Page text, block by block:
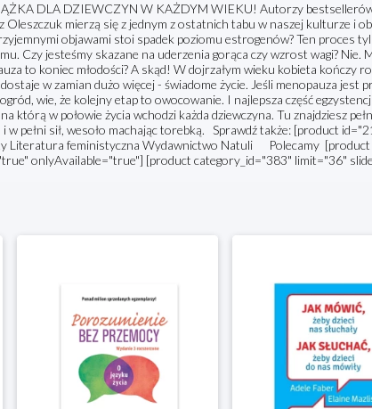
DLA DZIEWCZYN W KAŻDYM WIEKU! Autorzy
Oleszczuk mierzą się z jednym z ostatnich tabu w naszej kulturze i
objawami stoi spadek poziomu estrogenów? Ten proces
Czy jesteśmy skazane na uderzenia gorąca czy wzrost wagi? Nie.
to koniec młodości? A skąd! W dojrzałym wieku kobieta kończy
dostaje w zamian dużo więcej - świadome życie. Jeśli menopauza jest
wie, że kolejny etap to owocowanie. I najlepsza część
na którą w połowie życia wchodzi każda dziewczyna. Tu znajdziesz
w pełni sił, wesoło machając torebką. Sprawdź także: [product
Literatura feministyczna Wydawnictwo Natuli Polecamy [product
onlyAvailable="true"] [product category_id="383" limit="36"